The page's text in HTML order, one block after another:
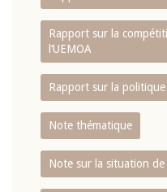
Rapport sur la
l‘UEMOA
Rapport sur la
Note thématique
Note sur la situation